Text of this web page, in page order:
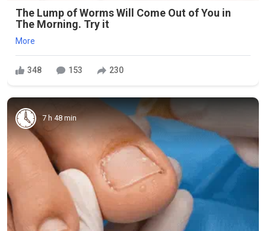
The Lump of Worms Will Come Out of You in
The Morning. Try it
More
348 153 230
7 h 48 min